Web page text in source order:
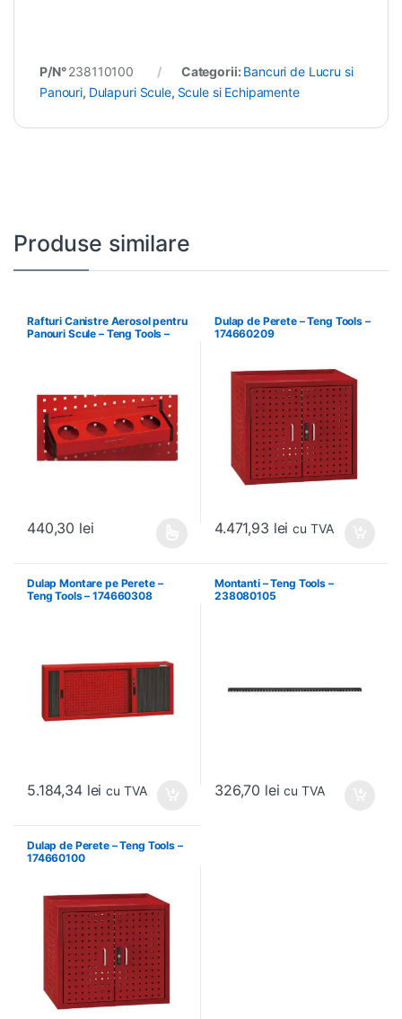
P/N°238110100 Categorii: Bancuri de Lucru si
Panouri, Dulapuri Scule, Scule si Echipamente
Produse similare
Rafturi Canistre Aerosol pentru
Panouri Scule – Teng Tools –
440,30 lei
Dulap de Perete – Teng Tools –
174660209
4.471,93 lei cu TVA
Dulap Montare pe Perete –
Teng Tools – 174660308
5.184,34 lei cu TVA
Montanti – Teng Tools –
238080105
326,70 lei cu TVA
Dulap de Perete – Teng Tools –
174660100